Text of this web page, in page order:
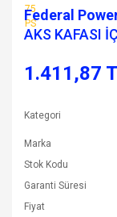
Federal
AKS KAFASI
1.411,87
Kategori
Marka
Stok Kodu
Garanti Süresi
Fiyat